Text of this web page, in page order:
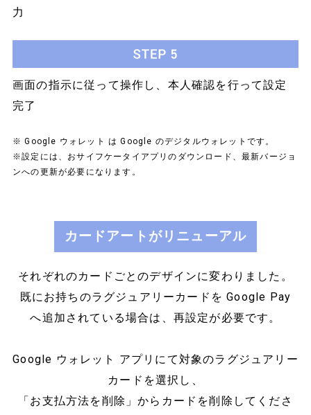
力​
画面の指示に従って操作し、本人確認を行って設定
完了
※ Google ウォレット は Google のデジタルウォレットです。
※設定には、おサイフケータイアプリのダウンロード、最新バージョ
ンへの更新が必要になります。​​
カードアートがリニューアル
それぞれのカードごとのデザインに変わりました。
既にお持ちのラグジュアリーカードを Google Pay
へ追加されている場合は、再設定が必要です。
Google ウォレット アプリにて対象のラグジュアリー
カードを選択し、
「お支払方法を削除」からカードを削除してくださ